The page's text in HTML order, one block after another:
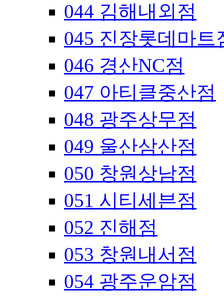
044 김해내외점
045 진장롯데마트
046 경산NC점
047 아티클중산점
048 광주상무점
049 울산삼산점
050 창원상남점
051 시티세븐점
052 진해점
053 창원내서점
054 광주운암점